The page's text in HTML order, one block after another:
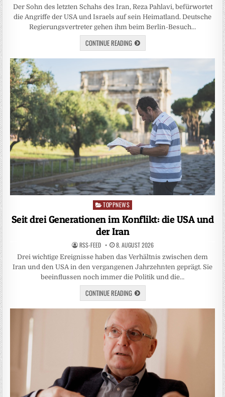
Der Sohn des letzten Schahs des Iran, Reza Pahlavi, befürwortet
die Angriffe der USA und Israels auf sein Heimatland. Deutsche
Regierungsvertreter gehen ihm beim Berlin-Besuch…
CONTINUE READING
Posted
TOPPNEWS
Seit drei Generationen im Konflikt: die USA und
der Iran
RSS-FEED 8. AUGUST 2026
Drei wichtige Ereignisse haben das Verhältnis zwischen dem
Iran und den USA in den vergangenen Jahrzehnten geprägt. Sie
beeinflussen noch immer die Politik und die…
CONTINUE READING